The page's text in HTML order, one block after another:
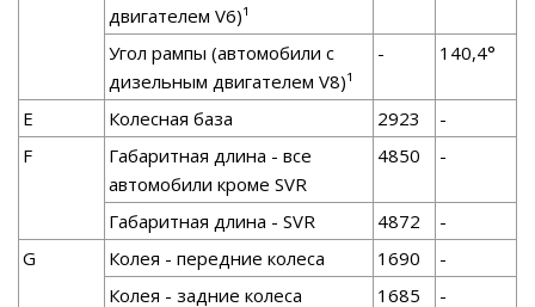
двигателем V6)¹
Угол рампы (автомобили с
дизельным двигателем V8)¹
- 140,4°
Е Колесная база 2923
-
F
Габаритная длина - все
автомобили кроме SVR
4850 -
Габаритная длина - SVR 4872
-
G
Колея - передние колеса 1690
-
Колея - задние колеса
1685
-